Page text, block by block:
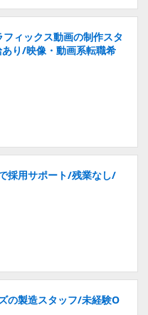
フィックス動画の制作スタ
り/映像・動画系転職希
採用サポート/残業なし/
の製造スタッフ/未経験O